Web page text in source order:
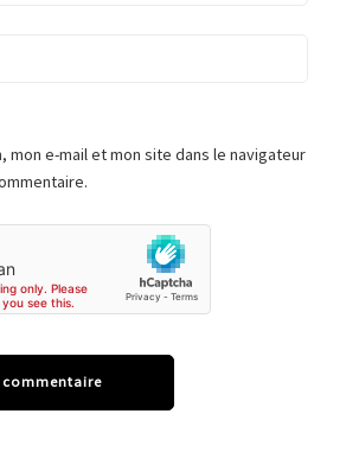
mon e-mail et mon site dans le navigateur